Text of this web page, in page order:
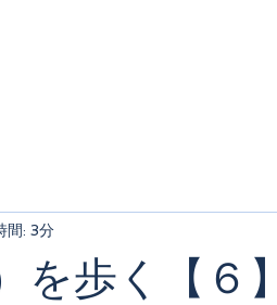
歩く【６】
間: 3分